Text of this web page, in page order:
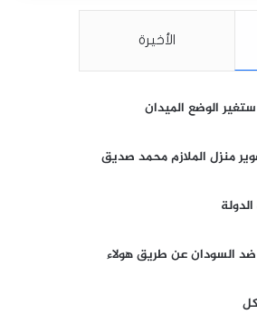
الأخيرة
الوضع الميدان
منزل الملازم محمد صديق
ضد السودان عن طريق هولاء